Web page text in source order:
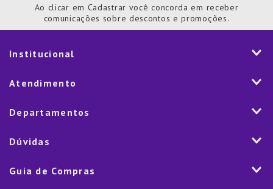
Ao clicar em Cadastrar você concorda em receber
comunicações sobre descontos e promoções.
Institucional
História
Nossas Lojas
Marketplace
Atendimento
Fale Conosco
Trocas e Devoluções
Departamentos
Mesa
Eletroportáteis
Dúvidas
Como Comprar
Guia de Compras